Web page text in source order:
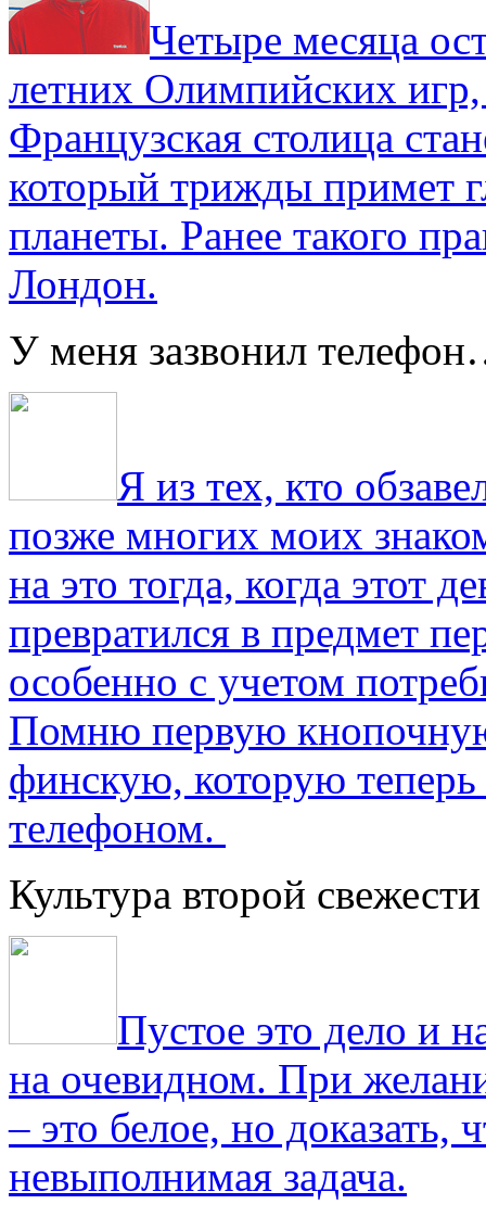
Четыре месяца
летних Олимпийских
Французская столица
который трижды примет
планеты. Ранее такого
Лондон.
У меня зазвонил
Я из тех, кто
позже многих моих
на это тогда, когда этот
превратился в предмет
особенно с учетом
Помню первую
финскую, которую
телефоном.
Культура второй свежести
Пустое это дело и
на очевидном. При
– это белое, но доказать,
невыполнимая задача.